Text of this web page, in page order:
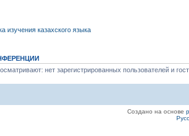
изучения казахского языка
нет зарегистрированных пользователей и
Создано на основе